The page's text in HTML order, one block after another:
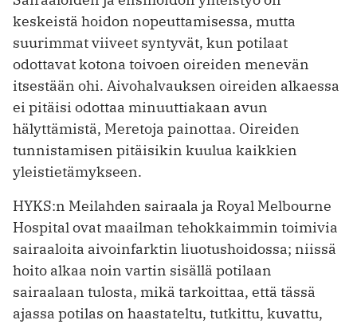
keskeistä hoidon nopeuttamisessa, mutta
suurimmat viiveet syntyvät, kun potilaat
odottavat kotona toivoen oireiden menevän
itsestään ohi. Aivohalvauksen oireiden alkaessa
ei pitäisi odottaa minuuttiakaan avun
hälyttämistä, Meretoja painottaa. Oireiden
tunnistamisen pitäisikin kuulua kaikkien
yleistietämykseen.
HYKS:n Meilahden sairaala ja Royal Melbourne
Hospital ovat maailman tehokkaimmin toimivia
sairaaloita aivoinfarktin liuotushoidossa; niissä
hoito alkaa noin vartin sisällä potilaan
sairaalaan tulosta, mikä tarkoittaa, että tässä
ajassa potilas on haastateltu, tutkittu, kuvattu,